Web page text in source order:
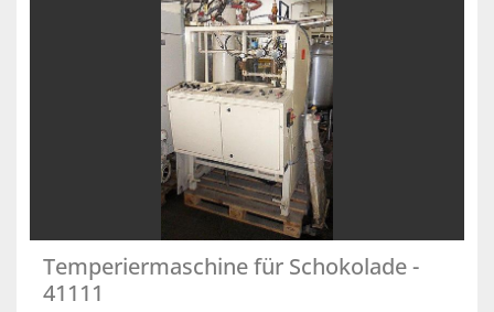
Temperiermaschine für Schokolade -
41111